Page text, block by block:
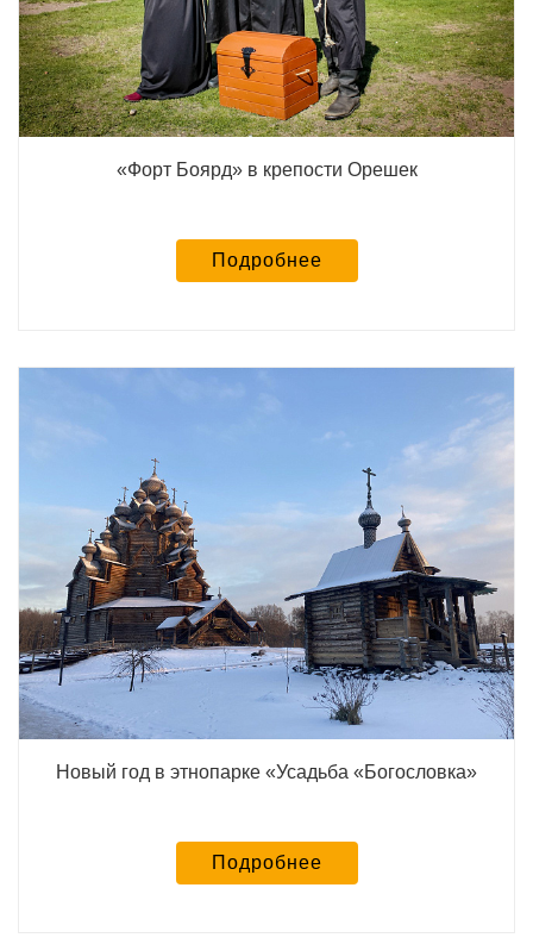
«Форт Боярд» в крепости Орешек
Подробнее
Новый год в этнопарке «Усадьба «Богословка»
Подробнее